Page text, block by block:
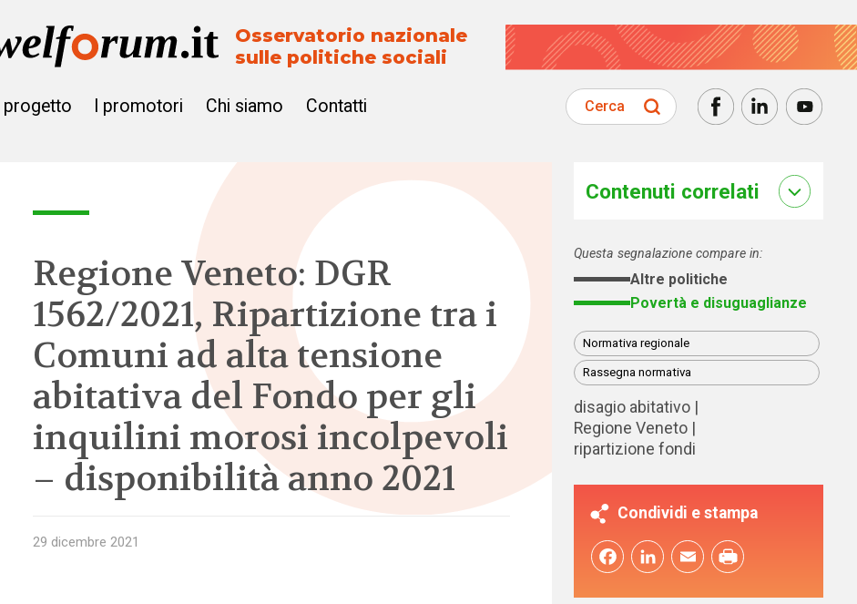
Osservatorio nazionale
sulle politiche sociali
Il progetto I promotori Chi siamo Contatti Cerca
Regione Veneto: DGR
1562/2021, Ripartizione tra i
Comuni ad alta tensione
abitativa del Fondo per gli
inquilini morosi incolpevoli
– disponibilità anno 2021
29 dicembre 2021
Contenuti correlati
Questa segnalazione compare in:
Altre politiche
Povertà e disuguaglianze
Normativa regionale
Rassegna normativa
disagio abitativo
Regione Veneto
ripartizione fondi
Condividi e stampa
FacebookLinkedInEmail